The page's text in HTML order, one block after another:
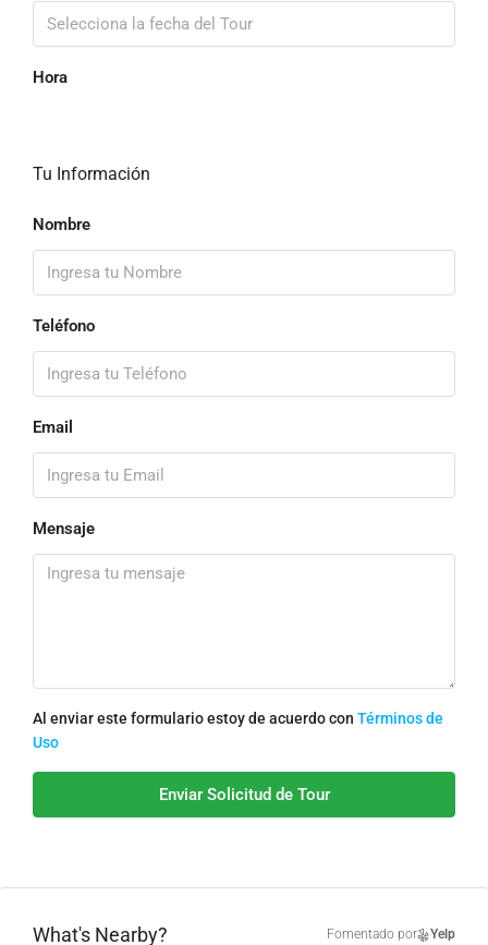
Hora
Tu Información
Nombre
Teléfono
Email
Mensaje
Al enviar este formulario estoy de acuerdo con Términos de
Uso
Enviar Solicitud de Tour
What's Nearby? Fomentado por Yelp